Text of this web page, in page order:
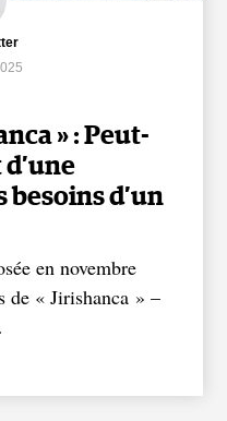
» : Peut-
d’un
en novembre
de « Jirishanca » –